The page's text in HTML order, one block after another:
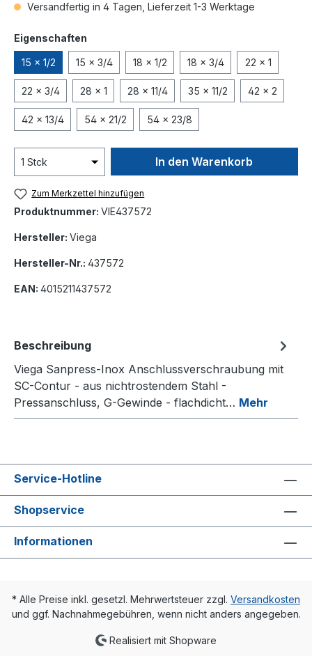
Versandfertig in 4 Tagen, Lieferzeit 1-3 Werktage
Eigenschaften
15 x 1/2 15 x 3/4 18 x 1/2 18 x 3/4 22 x 1
22 x 3/4 28 x 1 28 x 11/4 35 x 11/2 42 x 2
42 x 13/4 54 x 21/2 54 x 23/8
In den Warenkorb
Zum Merkzettel hinzufügen
Produktnummer: VIE437572
Hersteller: Viega
Hersteller-Nr.: 437572
EAN: 4015211437572
Beschreibung
Viega Sanpress-Inox Anschlussverschraubung mit
SC-Contur - aus nichtrostendem Stahl -
Pressanschluss, G-Gewinde - flachdicht… Mehr
Service-Hotline
Shopservice
Informationen
* Alle Preise inkl. gesetzl. Mehrwertsteuer zzgl. Versandkosten
und ggf. Nachnahmegebühren, wenn nicht anders angegeben.
Realisiert mit Shopware